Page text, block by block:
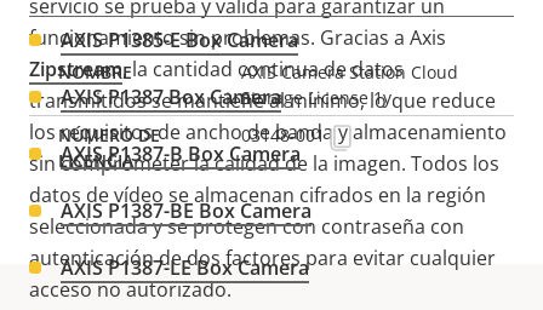
servicio se prueba y valida para garantizar un
funcionamiento sin problemas. Gracias a Axis
Zipstream, la cantidad continua de datos
transmitidos se mantiene al mínimo, lo que reduce
los requisitos de ancho de banda y almacenamiento
sin comprometer la calidad de la imagen. Todos los
datos de vídeo se almacenan cifrados en la región
seleccionada y se protegen con contraseña con
autenticación de dos factores para evitar cualquier
acceso no autorizado.
AXIS P1385-E Box Camera
AXIS P1387 Box Camera
AXIS P1387-B Box Camera
AXIS P1387-BE Box Camera
AXIS P1387-LE Box Camera
AXIS Camera Station Cloud
Storage License 1y
03148-001